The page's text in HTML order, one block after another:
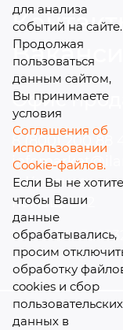
Контакты
Офис
г.
помещ. 302
ИНН:
для анализа
событий на сайте.
Продолжая
пользоваться
данным сайтом,
Вы принимаете
условия
Соглашения об
использовании
Cookie-файлов.
Если Вы не
чтобы Ваши
данные
обрабатывались,
просим
обработку
cookies и сбор
пользовательских
данных в